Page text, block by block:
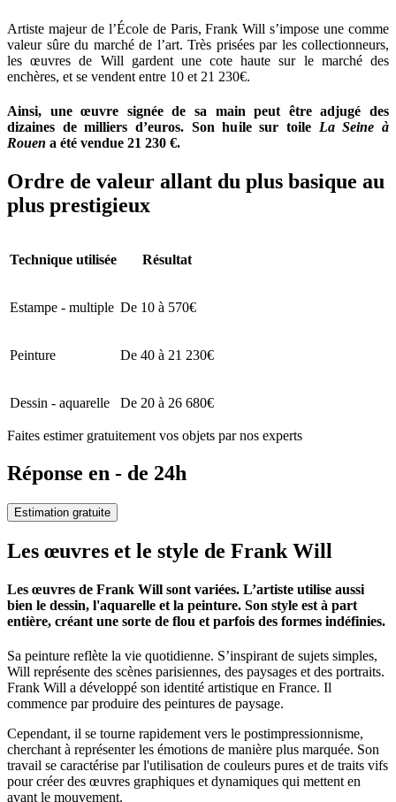
Artiste majeur de l’École de Paris, Frank Will s’impose une comme
valeur sûre du marché de l’art. Très prisées par les collectionneurs,
les œuvres de Will gardent une cote haute sur le marché des
enchères, et se vendent entre 10 et 21 230€.
Ainsi, une œuvre signée de sa main peut être adjugé des
dizaines de milliers d’euros. Son huile sur toile La Seine à
Rouen a été vendue 21 230 €.
Ordre de valeur allant du plus basique au
plus prestigieux
Technique utilisée Résultat
Estampe - multiple De 10 à 570€
Peinture De 40 à 21 230€
Dessin - aquarelle De 20 à 26 680€
Faites estimer gratuitement vos objets par nos experts
Réponse en - de 24h
Estimation gratuite
Les œuvres et le style de Frank Will
Les œuvres de Frank Will sont variées. L’artiste utilise aussi
bien le dessin, l'aquarelle et la peinture. Son style est à part
entière, créant une sorte de flou et parfois des formes indéfinies.
Sa peinture reflète la vie quotidienne. S’inspirant de sujets simples,
Will représente des scènes parisiennes, des paysages et des portraits.
Frank Will a développé son identité artistique en France. Il
commence par produire des peintures de paysage.
Cependant, il se tourne rapidement vers le postimpressionnisme,
cherchant à représenter les émotions de manière plus marquée. Son
travail se caractérise par l'utilisation de couleurs pures et de traits vifs
pour créer des œuvres graphiques et dynamiques qui mettent en
avant le mouvement.